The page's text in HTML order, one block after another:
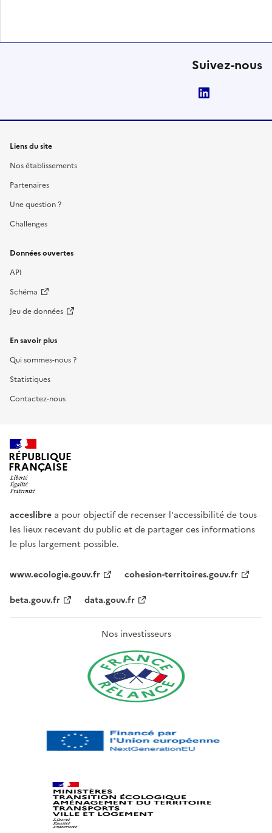
Suivez-nous
Liens du site
Nos établissements
Partenaires
Une question ?
Challenges
Données ouvertes
API
Schéma
Jeu de données
En savoir plus
Qui sommes-nous ?
Statistiques
Contactez-nous
RÉPUBLIQUE
FRANÇAISE
acceslibre a pour objectif de recenser l'accessibilité de tous
les lieux recevant du public et de partager ces informations
le plus largement possible.
www.ecologie.gouv.fr
cohesion-territoires.gouv.fr
beta.gouv.fr
data.gouv.fr
Nos investisseurs